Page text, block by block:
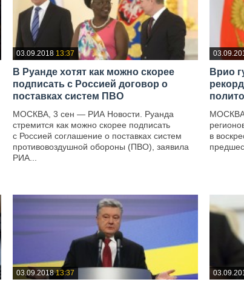
03.09.2018 13:37
В Руанде хотят как можно скорее
подписать с Россией договор о
поставках систем ПВО
МОСКВА, 3 сен — РИА Новости. Руанда
стремится как можно скорее подписать
с Россией соглашение о поставках систем
противовоздушной обороны (ПВО), заявила
РИА...
Врио
в
03.09.2018 13:37